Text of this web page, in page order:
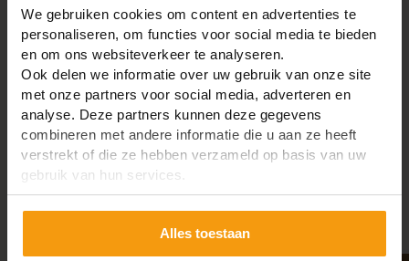
We gebruiken cookies om content en advertenties te
personaliseren, om functies voor social media te bieden
en om ons websiteverkeer te analyseren.
Ook delen we informatie over uw gebruik van onze site
met onze partners voor social media, adverteren en
analyse. Deze partners kunnen deze gegevens
combineren met andere informatie die u aan ze heeft
verstrekt of die ze hebben verzameld op basis van uw
gebruik van hun services.
Alles toestaan
Ontdek onze zakelijke oplossingen
BLOG
op het gebied van ladders.